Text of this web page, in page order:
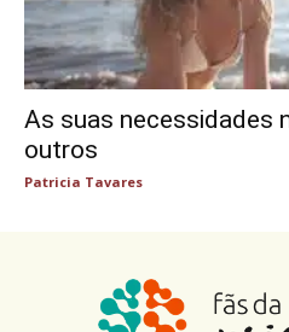
As suas necessidades
outros
Patricia Tavares